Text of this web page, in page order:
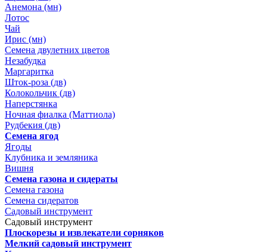
Анемона (мн)
Лотос
Чай
Ирис (мн)
Семена двулетних цветов
Незабудка
Маргаритка
Шток-роза (дв)
Колокольчик (дв)
Наперстянка
Ночная фиалка (Маттиола)
Рудбекия (дв)
Семена ягод
Ягоды
Клубника и земляника
Вишня
Семена газона и сидераты
Семена газона
Семена сидератов
Садовый инструмент
Садовый инструмент
Плоскорезы и извлекатели сорняков
Мелкий садовый инструмент